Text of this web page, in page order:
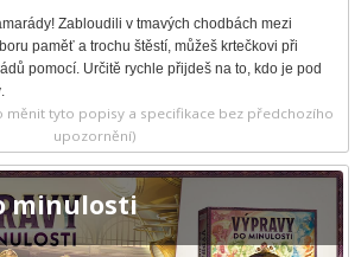
Zabloudili v tmavých chodbách mezi
paměť a trochu štěstí, můžeš krtečkovi při
pomocí. Určitě rychle přijdeš na to, kdo je pod
měnit tyto popisy a specifikace bez předchozího
upozornění)
minulosti